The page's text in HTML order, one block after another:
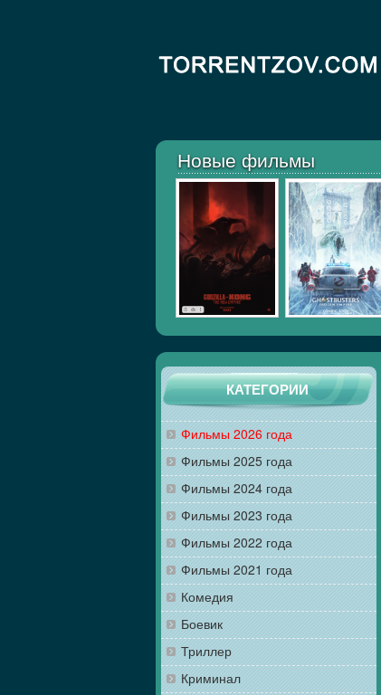
Новые фильмы
КАТЕГОРИИ
Фильмы 2026 года
Фильмы 2025 года
Фильмы 2024 года
Фильмы 2023 года
Фильмы 2022 года
Фильмы 2021 года
Комедия
Боевик
Триллер
Криминал